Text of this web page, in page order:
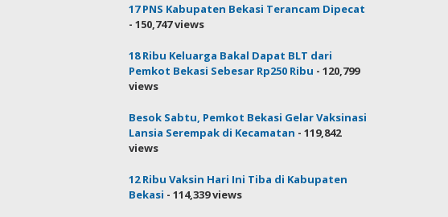
17 PNS Kabupaten Bekasi Terancam Dipecat
- 150,747 views
18 Ribu Keluarga Bakal Dapat BLT dari
Pemkot Bekasi Sebesar Rp250 Ribu - 120,799
views
Besok Sabtu, Pemkot Bekasi Gelar Vaksinasi
Lansia Serempak di Kecamatan - 119,842
views
12 Ribu Vaksin Hari Ini Tiba di Kabupaten
Bekasi - 114,339 views